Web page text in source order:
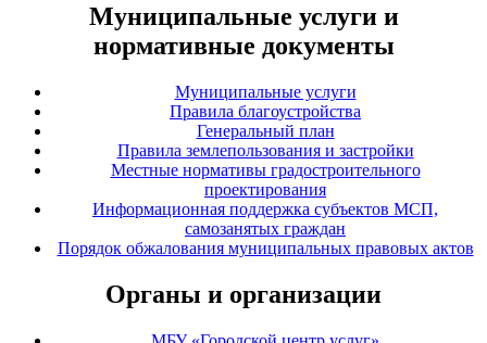
Муниципальные услуги и
нормативные документы
Муниципальные услуги
Правила благоустройства
Генеральный план
Правила землепользования и застройки
Местные нормативы градостроительного
проектирования
Информационная поддержка субъектов МСП,
самозанятых граждан
Порядок обжалования муниципальных правовых актов
Органы и организации